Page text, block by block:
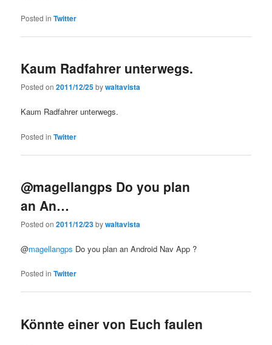
Posted in Twitter
Kaum Radfahrer unterwegs.
Posted on2011/12/25bywaltavista
Kaum Radfahrer unterwegs.
Posted in Twitter
@magellangps Do you plan
an An…
Posted on2011/12/23bywaltavista
@magellangps Do you plan an Android Nav App ?
Posted in Twitter
Könnte einer von Euch faulen